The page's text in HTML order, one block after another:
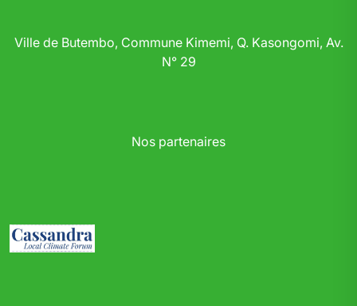
Ville de Butembo, Commune Kimemi, Q. Kasongomi, Av.
N° 29
Nos partenaires